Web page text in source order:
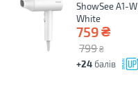
ShowSee A1-W
White
759₴
799 ₴
+24 балів